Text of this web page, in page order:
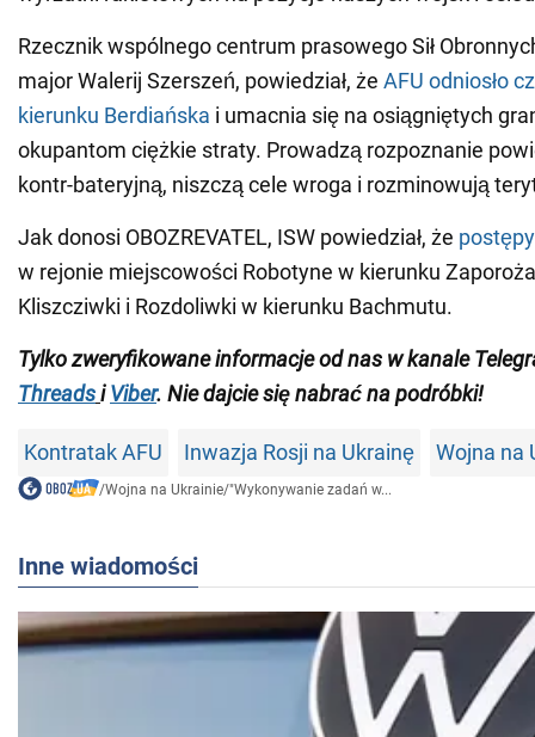
Rzecznik wspólnego centrum prasowego Sił
major Walerij Szerszeń, powiedział, że AFU odniosło
kierunku Berdiańska i umacnia się na osiągniętych
okupantom ciężkie straty. Prowadzą rozpoznanie
kontr-bateryjną, niszczą cele wroga i rozminowują
Jak donosi OBOZREVATEL, ISW powiedział, że
w rejonie miejscowości Robotyne w kierunku
Kliszcziwki i Rozdoliwki w kierunku Bachmutu.
Tylko zweryfikowane informacje od nas w kanale
ThreadsiViber. Nie dajcie się nabrać na podróbki!
Kontratak AFU Inwazja Rosji na Ukrainę Wojna na
/Wojna na Ukrainie/"Wykonywanie zadań w...
Inne wiadomości